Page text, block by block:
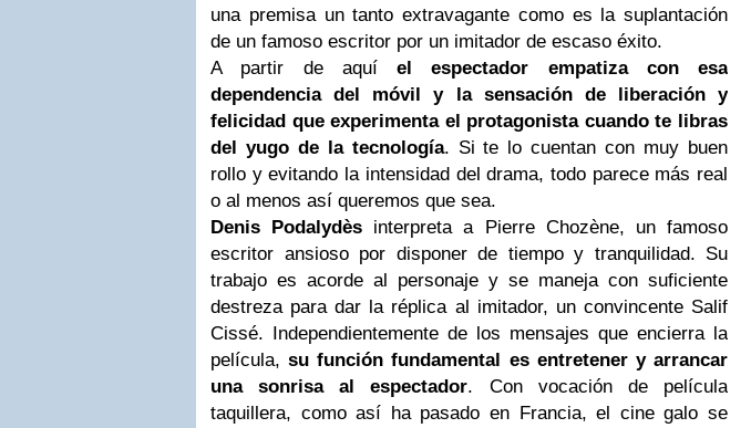
una premisa un tanto extravagante como es la suplantación
de un famoso escritor por un imitador de escaso éxito.
A partir de aquí el espectador empatiza con esa
dependencia del móvil y la sensación de liberación y
felicidad que experimenta el protagonista cuando te libras
del yugo de la tecnología. Si te lo cuentan con muy buen
rollo y evitando la intensidad del drama, todo parece más real
o al menos así queremos que sea.
Denis Podalydès interpreta a Pierre Chozène, un famoso
escritor ansioso por disponer de tiempo y tranquilidad. Su
trabajo es acorde al personaje y se maneja con suficiente
destreza para dar la réplica al imitador, un convincente Salif
Cissé. Independientemente de los mensajes que encierra la
película,su función fundamental es entretener y arrancar
una sonrisa al espectador. Con vocación de película
taquillera, como así ha pasado en Francia, el cine galo se